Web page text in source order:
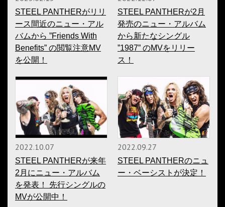
STEEL PANTHERがリリ
ース間近のニュー・アル
バムから ”Friends With
Benefits” の閲覧注意MV
を公開！
STEEL PANTHERが2月
発売のニュー・アルバム
から新たなシングル
”1987” のMVをリリー
ス！
2022.10.07
STEEL PANTHERが来年
2月にニュー・アルバム
を発表！ 先行シングルの
MVが公開中！
2022.09.27
STEEL PANTHERのニュ
ー・ベーシストが決定！